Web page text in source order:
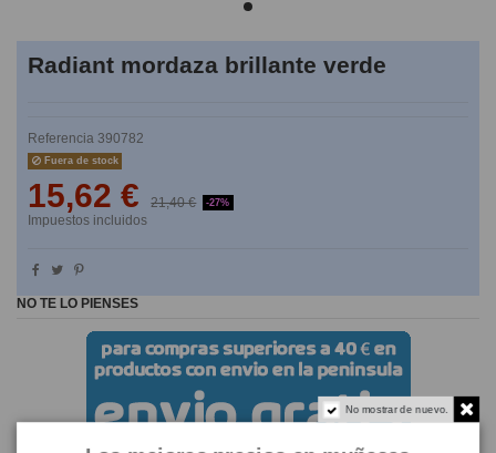
Radiant mordaza brillante verde
Referencia 390782
Fuera de stock
15,62 € 21,40 € -27%
Impuestos incluidos
NO TE LO PIENSES
No mostrar de nuevo.